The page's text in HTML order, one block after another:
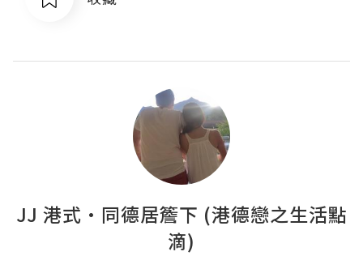
JJ 港式·同德居簷下 (港德戀之生活點
滴)